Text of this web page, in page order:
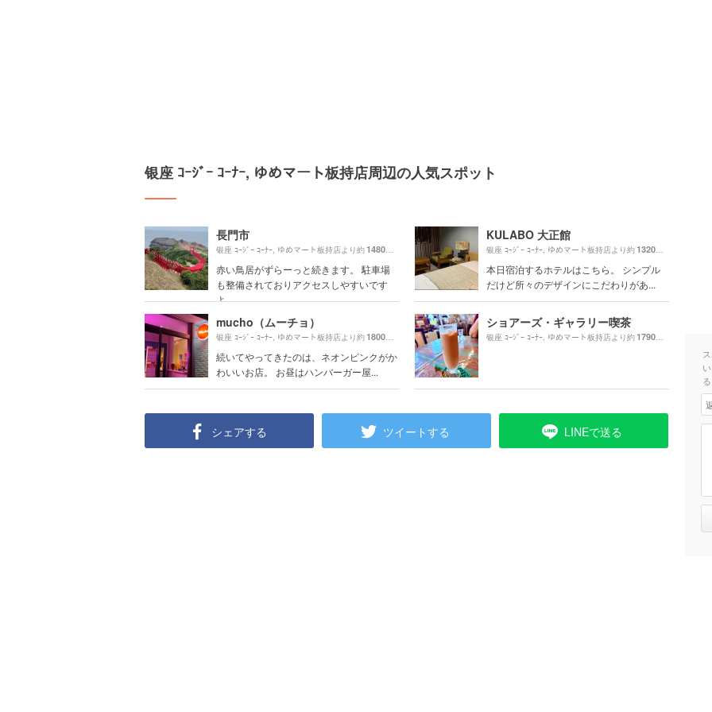
银座 ｺｰｼﾞｰ ｺｰﾅｰ, ゆめマート板持店周辺の人気スポット
長門市
银座 ｺｰｼﾞｰ ｺｰﾅｰ, ゆめマート板持店より約1480m （徒歩25分）
赤い鳥居がずらーっと続きます。 駐車場
も整備されておりアクセスしやすいです
よ。
KULABO 大正館
银座 ｺｰｼﾞｰ ｺｰﾅｰ, ゆめマート板持店より約1320m
本日宿泊するホテルはこちら。 シンプル
だけど所々のデザインにこだわりがあ...
mucho（ムーチョ）
银座 ｺｰｼﾞｰ ｺｰﾅｰ, ゆめマート板持店より約1800m （徒歩30分）
続いてやってきたのは、ネオンピンクがか
わいいお店。 お昼はハンバーガー屋...
ショアーズ・ギャラリー喫茶
银座 ｺｰｼﾞｰ ｺｰﾅｰ, ゆめマート板持店より約1790m
シェアする ツイートする LINEで送る